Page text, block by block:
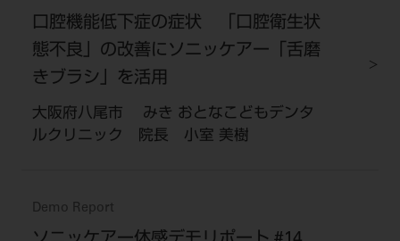
口腔機能低下症の症状 「口腔衛生状
態不良」の改善にソニッケアー「舌磨
きブラシ」を活用
大阪府八尾市 みき おとなこどもデンタ
ルクリニック 院長 小室 美樹
Demo Report